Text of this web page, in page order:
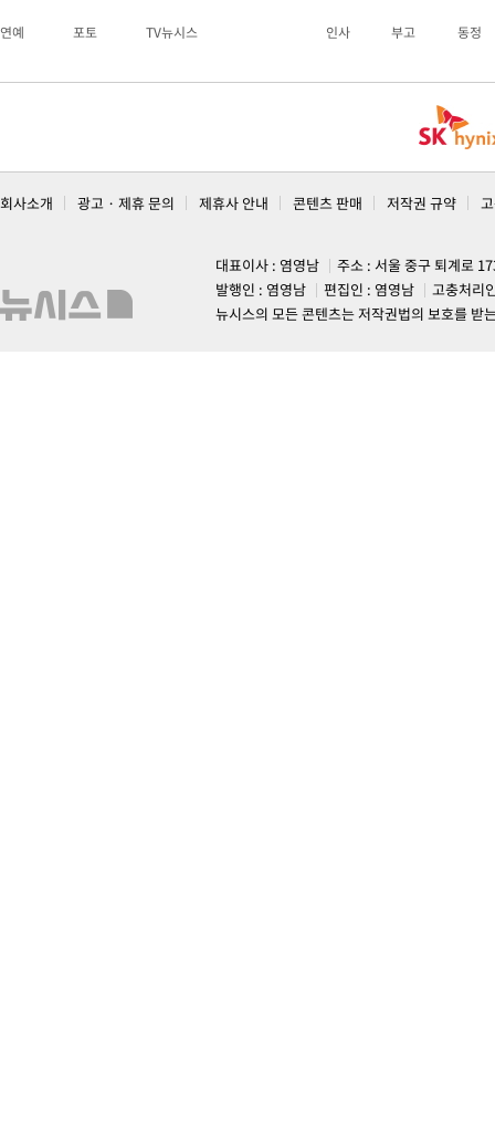
연예 포토 TV뉴시스 인사 부고 동정
회사소개 광고 · 제휴 문의 제휴사 안내 콘텐츠 판매 저작권 규약
대표이사 : 염영남
주소 : 서울 중구 퇴계로
발행인 : 염영남
편집인 : 염영남
고충처리
뉴시스의 모든 콘텐츠는 저작권법의 보호를